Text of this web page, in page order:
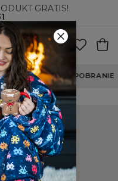
GRATIS!
I DO PACZKOMATÓW